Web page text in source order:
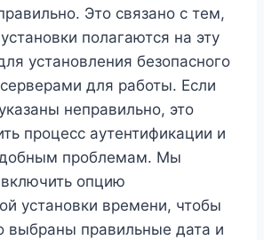
Это связано с тем,
полагаются на эту
установления безопасного
для работы. Если
неправильно, это
процесс аутентификации и
проблемам. Мы
опцию
установки времени, чтобы
выбраны правильные дата и